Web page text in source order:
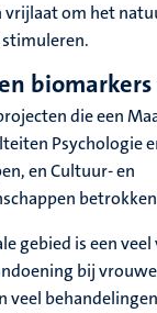
vrijlaat om het
die een
Psychologie
en Cultuur- en
gebied is een
bij
veel